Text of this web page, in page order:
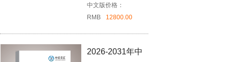
中文版价格：
RMB
12800.00
2026-2031年中